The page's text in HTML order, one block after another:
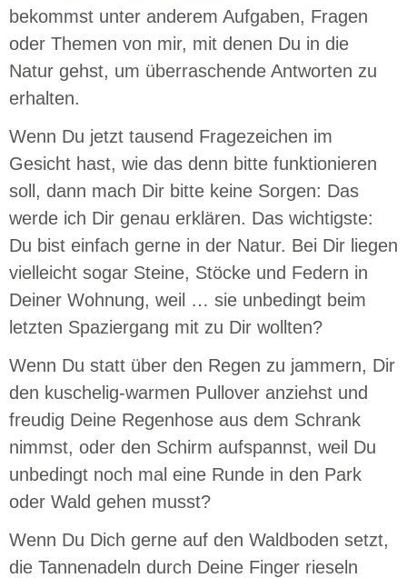
bekommst unter anderem Aufgaben, Fragen
oder Themen von mir, mit denen Du in die
Natur gehst, um überraschende Antworten zu
erhalten.
Wenn Du jetzt tausend Fragezeichen im
Gesicht hast, wie das denn bitte funktionieren
soll, dann mach Dir bitte keine Sorgen: Das
werde ich Dir genau erklären. Das wichtigste:
Du bist einfach gerne in der Natur. Bei Dir liegen
vielleicht sogar Steine, Stöcke und Federn in
Deiner Wohnung, weil … sie unbedingt beim
letzten Spaziergang mit zu Dir wollten?
Wenn Du statt über den Regen zu jammern, Dir
den kuschelig-warmen Pullover anziehst und
freudig Deine Regenhose aus dem Schrank
nimmst, oder den Schirm aufspannst, weil Du
unbedingt noch mal eine Runde in den Park
oder Wald gehen musst?
Wenn Du Dich gerne auf den Waldboden setzt,
die Tannenadeln durch Deine Finger rieseln